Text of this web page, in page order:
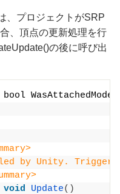
、プロジェクトがSRP
、頂点の更新処理を行
の後に呼び出
bool
by Unity. Triggers
void Update()